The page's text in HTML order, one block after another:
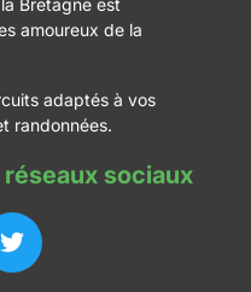
Bretagne est
amoureux de la
adaptés à vos
randonnées.
sociaux